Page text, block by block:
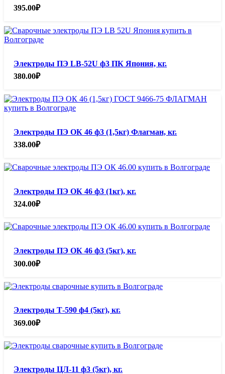
395.00₽
Электроды ПЭ LB-52U ф3 ПК Япония, кг.
380.00₽
Электроды ПЭ ОК 46 ф3 (1,5кг) Флагман, кг.
338.00₽
Электроды ПЭ ОК 46 ф3 (1кг), кг.
324.00₽
Электроды ПЭ ОК 46 ф3 (5кг), кг.
300.00₽
Электроды Т-590 ф4 (5кг), кг.
369.00₽
Электроды ЦЛ-11 ф3 (5кг), кг.